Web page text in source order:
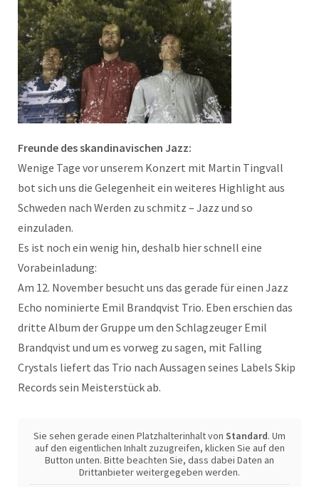
Freunde des skandinavischen Jazz:
Wenige Tage vor unserem Konzert mit Martin Tingvall
bot sich uns die Gelegenheit ein weiteres Highlight aus
Schweden nach Werden zu schmitz – Jazz und so
einzuladen.
Es ist noch ein wenig hin, deshalb hier schnell eine
Vorabeinladung:
Am 12. November besucht uns das gerade für einen Jazz
Echo nominierte Emil Brandqvist Trio. Eben erschien das
dritte Album der Gruppe um den Schlagzeuger Emil
Brandqvist und um es vorweg zu sagen, mit Falling
Crystals liefert das Trio nach Aussagen seines Labels Skip
Records sein Meisterstück ab.
Sie sehen gerade einen Platzhalterinhalt von Standard. Um
auf den eigentlichen Inhalt zuzugreifen, klicken Sie auf den
Button unten. Bitte beachten Sie, dass dabei Daten an
Drittanbieter weitergegeben werden.